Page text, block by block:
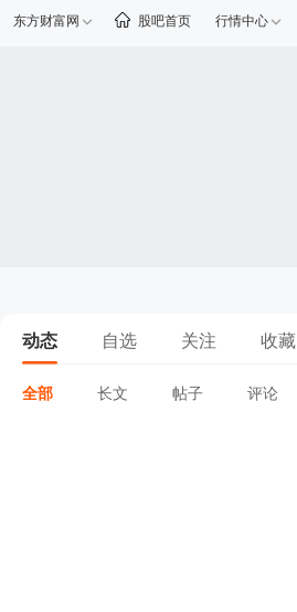
东方财富网 股吧首页 行情中心
动态 自选 关注 收藏
全部 长文 帖子 评论